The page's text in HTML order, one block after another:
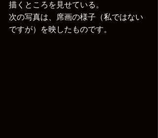
描くところを見せている。
次の写真は、席画の様子（私ではない
ですが）を映したものです。